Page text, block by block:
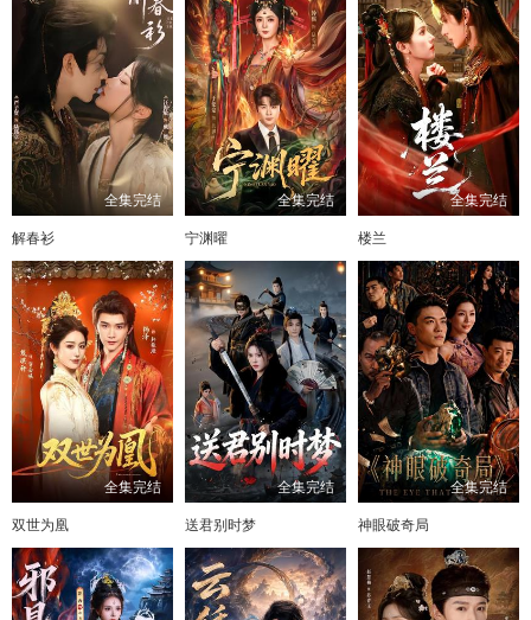
全集完结
解春衫
全集完结
宁渊曜
全集完结
楼兰
全集完结
双世为凰
全集完结
送君别时梦
全集完结
神眼破奇局